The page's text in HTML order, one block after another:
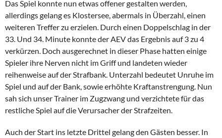
Das Spiel konnte nun etwas offener gestalten werden,
allerdings gelang es Klostersee, abermals in Überzahl, einen
weiteren Treffer zu erzielen. Durch einen Doppelschlag in der
33. Und 34. Minute konnte der AEV das Ergebnis auf 3 zu 4
verkürzen. Doch ausgerechnet in dieser Phase hatten einige
Spieler ihre Nerven nicht im Griff und landeten wieder
reihenweise auf der Strafbank. Unterzahl bedeutet Unruhe im
Spiel und auf der Bank, sowie erhöhte Kraftanstrengung. Nun
sah sich unser Trainer im Zugzwang und verzichtete für das
restliche Spiel auf die Verursacher der Strafzeiten.
Auch der Start ins letzte Drittel gelang den Gästen besser. In